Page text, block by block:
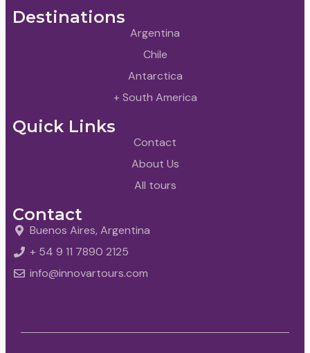
Destinations
Argentina
Chile
Antarctica
+ South America
Quick Links
Contact
About Us
All tours
Contact
Buenos Aires, Argentina
+ 54 9 11 7890 2125
info@innovartours.com